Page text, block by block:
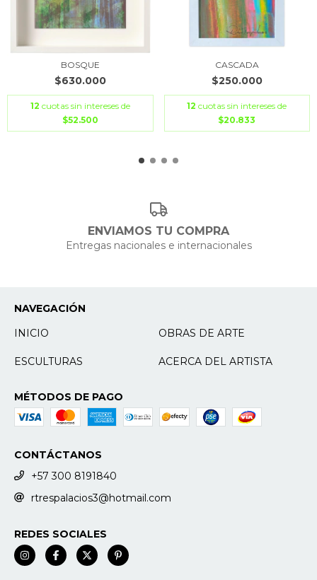
BOSQUE
$630.000
12 cuotas sin intereses de
$52.500
CASCADA
$250.000
12 cuotas sin intereses de
$20.833
ENVIAMOS TU COMPRA
Entregas nacionales e internacionales
NAVEGACIÓN
INICIO
OBRAS DE ARTE
ESCULTURAS ACERCA DEL ARTISTA
MÉTODOS DE PAGO
CONTÁCTANOS
+57 300 8191840
rtrespalacios3@hotmail.com
REDES SOCIALES